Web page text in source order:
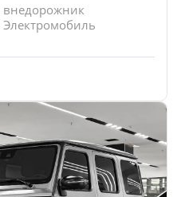
внедорожник
Электромобиль